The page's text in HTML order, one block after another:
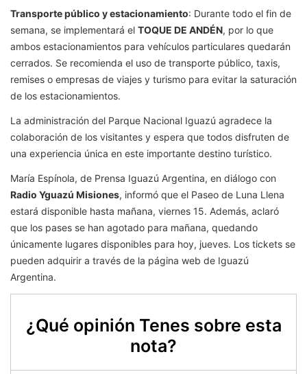
Transporte público y estacionamiento: Durante todo el fin de
semana, se implementará el TOQUE DE ANDÉN, por lo que
ambos estacionamientos para vehículos particulares quedarán
cerrados. Se recomienda el uso de transporte público, taxis,
remises o empresas de viajes y turismo para evitar la saturación
de los estacionamientos.
La administración del Parque Nacional Iguazú agradece la
colaboración de los visitantes y espera que todos disfruten de
una experiencia única en este importante destino turístico.
María Espínola, de Prensa Iguazú Argentina, en diálogo con
Radio Yguazú Misiones, informó que el Paseo de Luna Llena
estará disponible hasta mañana, viernes 15. Además, aclaró
que los pases se han agotado para mañana, quedando
únicamente lugares disponibles para hoy, jueves. Los tickets se
pueden adquirir a través de la página web de Iguazú
Argentina.
¿Qué opinión Tenes sobre esta
nota?